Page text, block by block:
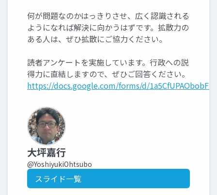
何が問題なのかはっきりさせ、広く認識される
ようになれば解決に向かうはずです。拡散力の
ある人は、ぜひ拡散にご協力ください。
読者アンケートを実施しています。行政への説
得力に直結しますので、ぜひご回答ください。
https://docs.google.com/forms/d/
大坪嘉行
@YoshiyukiOhtsubo
スライド一覧